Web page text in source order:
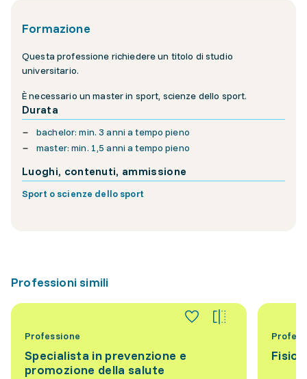
Formazione
Questa professione richiedere un titolo di studio
universitario.
È necessario un master in sport, scienze dello sport.
Durata
bachelor: min. 3 anni a tempo pieno
master: min. 1,5 anni a tempo pieno
Luoghi, contenuti, ammissione
Sport o scienze dello sport
Professioni simili
Professione
Specialista in prevenzione e
promozione della salute